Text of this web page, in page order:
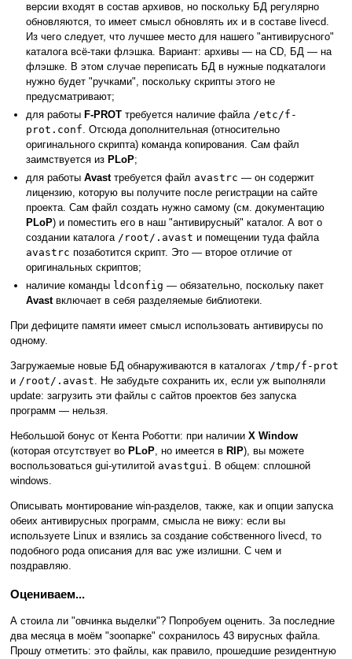
версии входят в состав архивов, но поскольку БД регулярно
обновляются, то имеет смысл обновлять их и в составе livecd.
Из чего следует, что лучшее место для нашего "антивирусного"
каталога всё-таки флэшка. Вариант: архивы — на CD, БД — на
флэшке. В этом случае переписать БД в нужные подкаталоги
нужно будет "ручками", поскольку скрипты этого не
предусматривают;
для работы F-PROT требуется наличие файла /etc/f-
prot.conf. Отсюда дополнительная (относительно
оригинального скрипта) команда копирования. Сам файл
заимствуется из PLoP;
для работы Avastтребуется файл avastrc — он содержит
лицензию, которую вы получите после регистрации на сайте
проекта. Сам файл создать нужно самому (см. документацию
PLoP) и поместить его в наш "антивирусный" каталог. А вот о
создании каталога /root/.avast и помещении туда файла
avastrc позаботится скрипт. Это — второе отличие от
оригинальных скриптов;
наличие команды ldconfig — обязательно, поскольку пакет
Avastвключает в себя разделяемые библиотеки.
При дефиците памяти имеет смысл использовать антивирусы по
одному.
Загружаемые новые БД обнаруживаются в каталогах /tmp/f-prot
и /root/.avast. Не забудьте сохранить их, если уж выполняли
update: загрузить эти файлы с сайтов проектов без запуска
программ — нельзя.
Небольшой бонус от Кента Роботти: при наличии X Window
(которая отсутствует во PLoP, но имеется в RIP), вы можете
воспользоваться gui-утилитой avastgui. В общем: сплошной
windows.
Описывать монтирование win-разделов, также, как и опции запуска
обеих антивирусных программ, смысла не вижу: если вы
используете Linux и взялись за создание собственного livecd, то
подобного рода описания для вас уже излишни. С чем и
поздравляю.
Оцениваем...
А стоила ли "овчинка выделки"? Попробуем оценить. За последние
два месяца в моём "зоопарке" сохранилось 43 вирусных файла.
Прошу отметить: это файлы, как правило, прошедшие резидентную